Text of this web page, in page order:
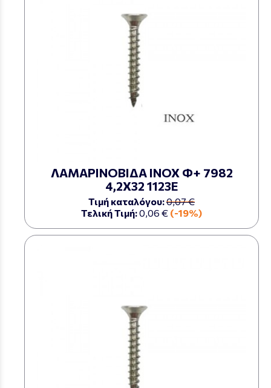
ΛΑΜΑΡΙΝΟΒΙΔΑ ΙΝΟΧ Φ+ 7982
4,2Χ32 1123Ε
Τιμή καταλόγου:0,07 €
Τελική Τιμή:0,06 € (-19%)